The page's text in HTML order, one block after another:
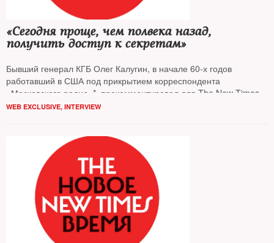
«Сегодня проще, чем полвека назад,
получить доступ к секретам»
Бывший генерал КГБ Олег Калугин, в начале 60-х годов
работавший в США под прикрытием корреспондента
«Московского радио»*, прокомментировал для The New Times
историю Евгения Бурякова
WEB EXCLUSIVE, INTERVIEW